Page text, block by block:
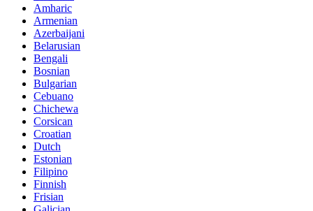
Amharic
Armenian
Azerbaijani
Belarusian
Bengali
Bosnian
Bulgarian
Cebuano
Chichewa
Corsican
Croatian
Dutch
Estonian
Filipino
Finnish
Frisian